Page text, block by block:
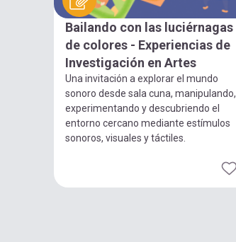
Bailando con las luciérnagas
de colores - Experiencias de
Investigación en Artes
Una invitación a explorar el mundo
sonoro desde sala cuna, manipulando,
experimentando y descubriendo el
entorno cercano mediante estímulos
sonoros, visuales y táctiles.